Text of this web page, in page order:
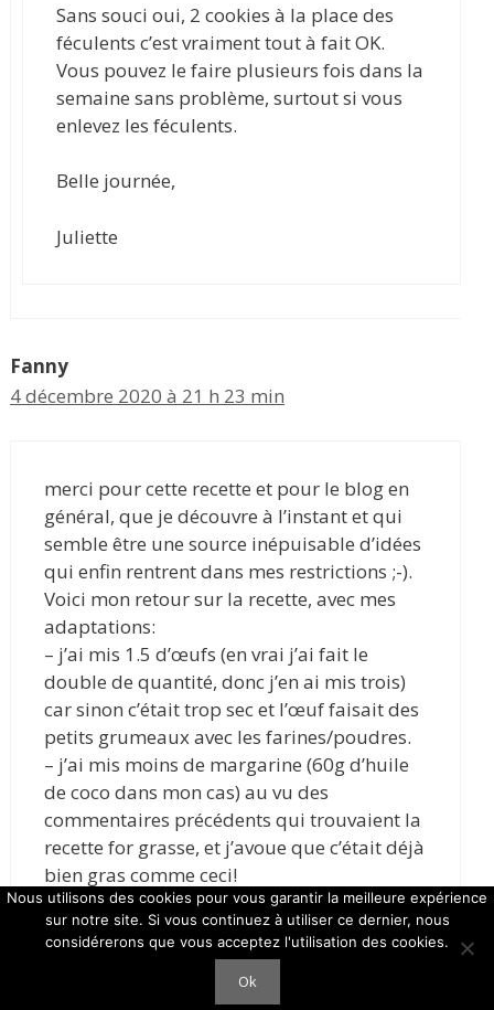
Sans souci oui, 2 cookies à la place des
féculents c’est vraiment tout à fait OK.
Vous pouvez le faire plusieurs fois dans la
semaine sans problème, surtout si vous
enlevez les féculents.
Belle journée,
Juliette
Fanny
4 décembre 2020 à 21 h 23 min
merci pour cette recette et pour le blog en
général, que je découvre à l’instant et qui
semble être une source inépuisable d’idées
qui enfin rentrent dans mes restrictions ;-).
Voici mon retour sur la recette, avec mes
adaptations:
– j’ai mis 1.5 d’œufs (en vrai j’ai fait le
double de quantité, donc j’en ai mis trois)
car sinon c’était trop sec et l’œuf faisait des
petits grumeaux avec les farines/poudres.
– j’ai mis moins de margarine (60g d’huile
de coco dans mon cas) au vu des
commentaires précédents qui trouvaient la
recette for grasse, et j’avoue que c’était déjà
bien gras comme ceci!
– j’ai remplacé le sucre par de la pâte de
dattes faite maison (simplement car je
n’avais pas de sucre sous la main, et
j’imagine que c’est ok pour les
Nous utilisons des cookies pour vous garantir la meilleure expérience
sur notre site. Si vous continuez à utiliser ce dernier, nous
considérerons que vous acceptez l'utilisation des cookies.
Ok